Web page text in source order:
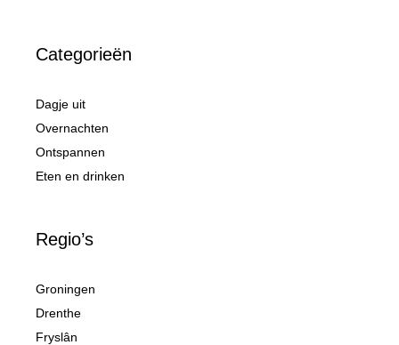
Categorieën
Dagje uit
Overnachten
Ontspannen
Eten en drinken
Regio’s
Groningen
Drenthe
Fryslân